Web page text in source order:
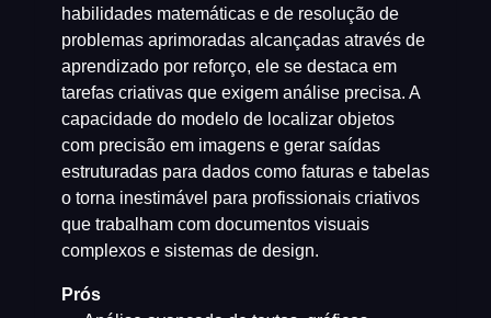
habilidades matemáticas e de resolução de
problemas aprimoradas alcançadas através de
aprendizado por reforço, ele se destaca em
tarefas criativas que exigem análise precisa. A
capacidade do modelo de localizar objetos
com precisão em imagens e gerar saídas
estruturadas para dados como faturas e tabelas
o torna inestimável para profissionais criativos
que trabalham com documentos visuais
complexos e sistemas de design.
Prós